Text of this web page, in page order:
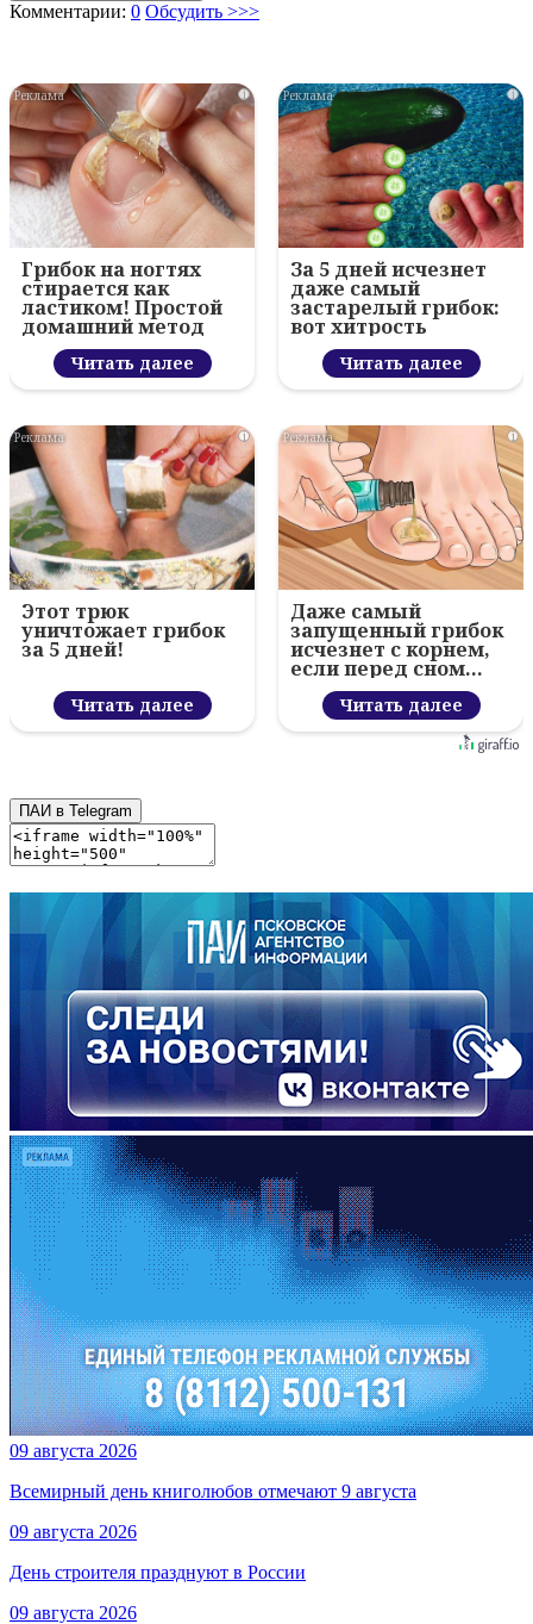
Комментарии: 0 Обсудить >>>
i
Грибок на ногтях
стирается как
ластиком! Простой
домашний метод
Читать далее
i
За 5 дней исчезнет
даже самый
застарелый грибок:
вот хитрость
Читать далее
i
Этот трюк
уничтожает грибок
за 5 дней!
Читать далее
i
Даже самый
запущенный грибок
исчезнет с корнем,
если перед сном…
Читать далее
ПАИ в Telegram
09 августа 2026
Всемирный день книголюбов отмечают 9 августа
09 августа 2026
День строителя празднуют в России
09 августа 2026